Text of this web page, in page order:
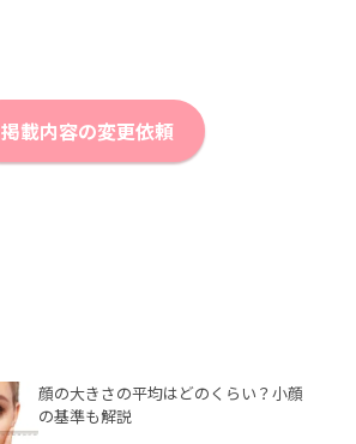
掲載内容の変更依頼
顔の大きさの平均はどのくらい？小顔
の基準も解説